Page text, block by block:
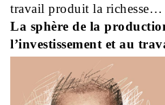
travail produit la richesse…
La sphère de la
l’investissement et au